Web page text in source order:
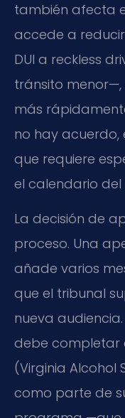
también afecta
accede a
DUI a reckless
tránsito menor—,
más
no hay acuerdo,
que requiere
el calendario del
La decisión de
proceso. Una
añade varios
que el tribunal
nueva
debe completar
(Virginia Alcohol
como parte de